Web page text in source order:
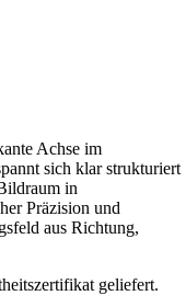
Achse im
sich klar strukturiert
in
Präzision und
aus Richtung,
geliefert.